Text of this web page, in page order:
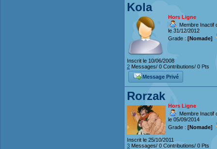
Kola
Hors Ligne
Membre Inactif
le 31/12/2012
Grade : [Nomade]
Inscrit le 10/06/2008
2 Messages/ 0 Contributions/ 0 Pts
Message Privé
Rorzak
Hors Ligne
Membre Inactif
le 05/09/2014
Grade : [Nomade]
Inscrit le 25/10/2011
3 Messages/ 0 Contributions/ 0 Pts